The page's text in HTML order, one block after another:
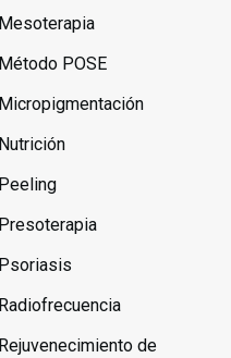
Mesoterapia
Método POSE
Micropigmentación
Nutrición
Peeling
Presoterapia
Psoriasis
Radiofrecuencia
Rejuvenecimiento de